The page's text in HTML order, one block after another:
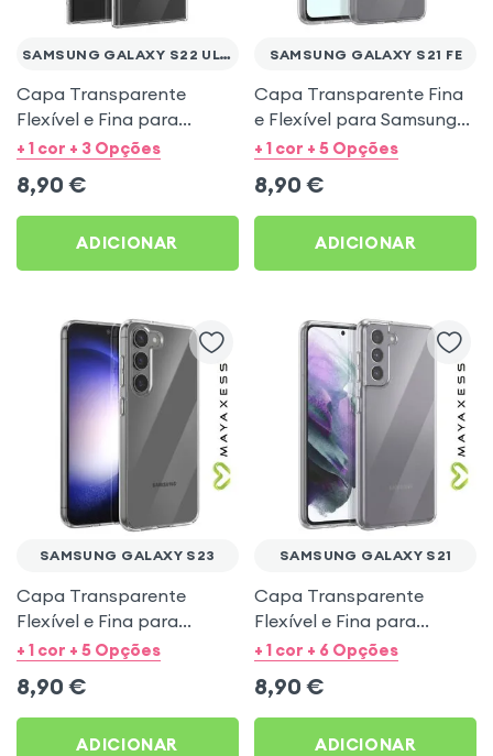
SAMSUNG GALAXY S22 ULTRA
Capa Transparente
Flexível e Fina para
Samsung Galaxy S22
+ 1 cor + 3 Opções
8,90 €
ADICIONAR
SAMSUNG GALAXY S21 FE
Capa Transparente Fina
e Flexível para Samsung
Galaxy S21 FE
+ 1 cor + 5 Opções
8,90 €
ADICIONAR
SAMSUNG GALAXY S23
Capa Transparente
Flexível e Fina para
Samsung Galaxy S23 -
+ 1 cor + 5 Opções
8,90 €
ADICIONAR
SAMSUNG GALAXY S21
Capa Transparente
Flexível e Fina para
Samsung Galaxy S21 -
+ 1 cor + 6 Opções
8,90 €
ADICIONAR